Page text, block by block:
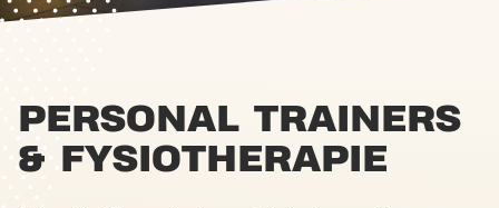
PERSONAL TRAINERS
& FYSIOTHERAPIE